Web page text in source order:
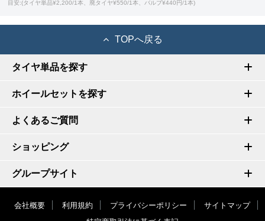
目安:(タイヤ単品¥2,200/1本、廃タイヤ¥550/1本、バルブ¥440円/1本)
TOPへ戻る
タイヤ単品を探す
ホイールセットを探す
よくあるご質問
ショッピング
グループサイト
会社概要 利用規約 プライバシーポリシー
サイトマップ